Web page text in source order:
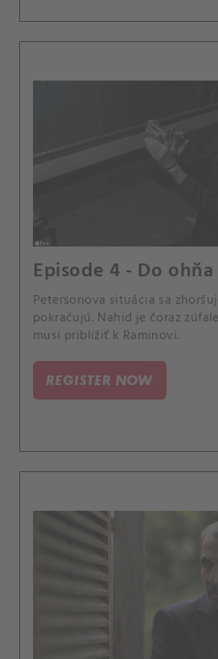
Episode 4 - Do ohňa
Petersonova situácia sa
pokračujú. Nahid je čoraz
musí priblížiť k Raminovi.
REGISTER NOW